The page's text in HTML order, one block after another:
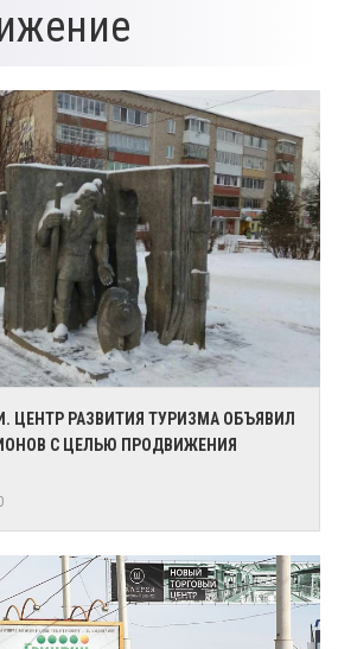
ЦЕНТР РАЗВИТИЯ ТУРИЗМА ОБЪЯВИЛ
С ЦЕЛЬЮ ПРОДВИЖЕНИЯ